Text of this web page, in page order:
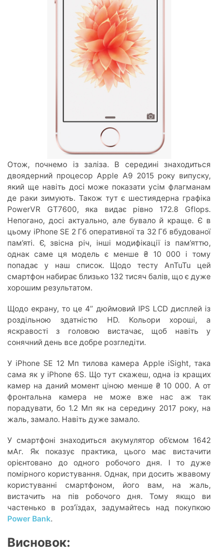
Отож, почнемо із заліза. В середині знаходиться
двоядерний процесор Apple A9 2015 року випуску,
який ще навіть досі може показати усім флагманам
де раки зимують. Також тут є шестиядерна графіка
PowerVR GT7600, яка видає рівно 172.8 Gflops.
Непогано, досі актуально, але бувало й краще. Є в
цьому iPhone SE 2 Гб оперативної та 32 Гб вбудованої
пам’яті. Є, звісна річ, інші модифікації із пам’яттю,
однак саме ця модель є менше ₴ 10 000 і тому
попадає у наш список. Щодо тесту AnTuTu цей
смартфон набирає близько 132 тисяч балів, що є дуже
хорошим результатом.
Щодо екрану, то це 4’’ дюймовий IPS LCD дисплей із
роздільною здатністю HD. Кольори хороші, а
яскравості з головою вистачає, щоб навіть у
сонячний день все добре розгледіти.
У iPhone SE 12 Мп тилова камера Apple iSight, така
сама як у iPhone 6S. Що тут скажеш, одна із кращих
камер на даний момент ціною менше ₴ 10 000. А от
фронтальна камера не може вже нас аж так
порадувати, бо 1.2 Мп як на середину 2017 року, на
жаль, замало. Навіть дуже замало.
У смартфоні знаходиться акумулятор об’ємом 1642
мАг. Як показує практика, цього має вистачити
орієнтовано до одного робочого дня. І то дуже
помірного користування. Однак, при досить жвавому
користуванні смартфоном, його вам, на жаль,
вистачить на пів робочого дня. Тому якщо ви
частенько в роз’їздах, задумайтесь над покупкою
Power Bank.
Висновок: